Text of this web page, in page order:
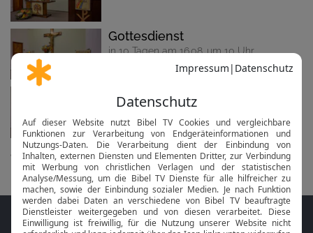
Gottesdienst
in 10 Tagen am 16.08. um 10 Uhr
Gottesdienst
in 17 Tagen am 23.08. um 10 Uhr
alle anzeigen...
Folge MeinGottesdienst.com auf den